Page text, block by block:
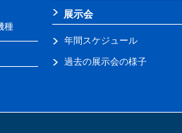
種
展示会
年間スケジュール
過去の展示会の様子